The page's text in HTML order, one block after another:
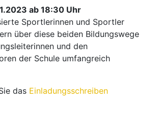
ab 18:30 Uhr
Sportlerinnen und Sportler
über diese beiden Bildungswege
und den
der Schule umfangreich
das Einladungsschreiben